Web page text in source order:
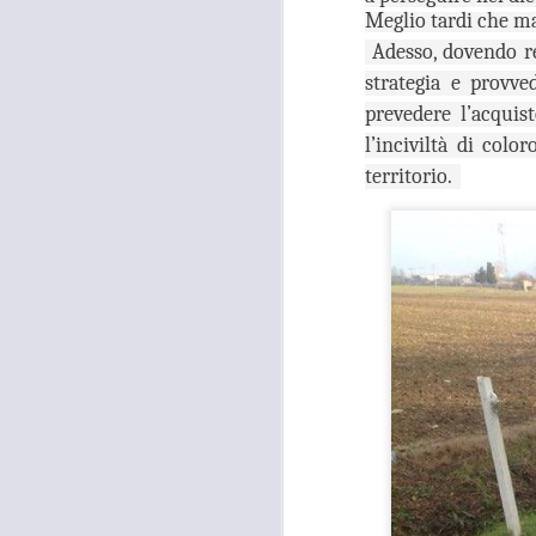
Meglio tardi che
Adesso,
strategia e
prevedere
l’inciviltà di
territorio.
società che gestisce la mostra